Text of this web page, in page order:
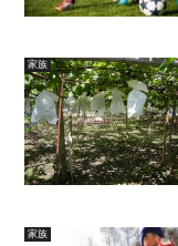
家族
家族